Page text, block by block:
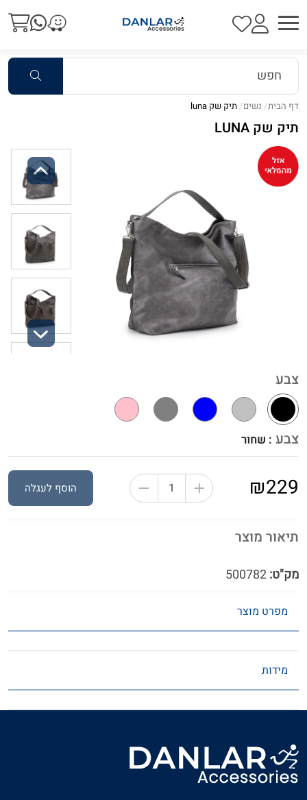
דף הבית נשים תיק שק luna
תיק שק LUNA
תיאור מוצר
מק"ט:
צבע
צבע : שחור
₪229 הוסף לעגלה
מפרט מוצר
מידות
Previous
Next